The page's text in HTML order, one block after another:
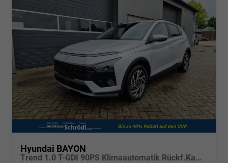
Hyundai BAYON
Trend 1.0 T-GDI 90PS Klimaautomatik Rückf.Kamera Parksensoren Sitzheizung Lenkradheizung Bluetooth Touchscreen Tempomat Apple CarPlay + Android Auto 16"LM